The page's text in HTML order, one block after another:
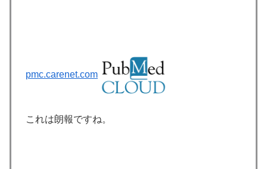
pmc.carenet.com
これは朗報ですね。